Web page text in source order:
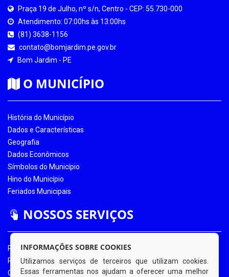
Praça 19 de Julho, nº s/n, Centro - CEP: 55.730-000
Atendimento: 07:00hs às 13:00hs
(81) 3638-1156
contato@bomjardim.pe.gov.br
Bom Jardim - PE
O MUNICÍPIO
História do Município
Dados e Características
Geografia
Dados Econômicos
Símbolos do Município
Hino do Município
Feriados Municipais
NOSSOS SERVIÇOS
Portal da Transparência
Portal da Transparência COVID-19
Ouvidoria Eletrônica
INFORMAÇÕES SOBRE COOKIES
Utilizamos serviços de terceiros que utilizam cookies.
Essas ferramentas nos ajudam a oferecer uma melhor